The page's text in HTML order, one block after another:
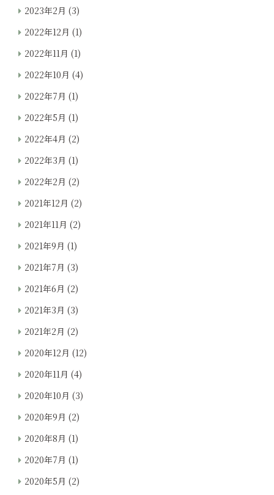
2023年2月 (3)
2022年12月 (1)
2022年11月 (1)
2022年10月 (4)
2022年7月 (1)
2022年5月 (1)
2022年4月 (2)
2022年3月 (1)
2022年2月 (2)
2021年12月 (2)
2021年11月 (2)
2021年9月 (1)
2021年7月 (3)
2021年6月 (2)
2021年3月 (3)
2021年2月 (2)
2020年12月 (12)
2020年11月 (4)
2020年10月 (3)
2020年9月 (2)
2020年8月 (1)
2020年7月 (1)
2020年5月 (2)